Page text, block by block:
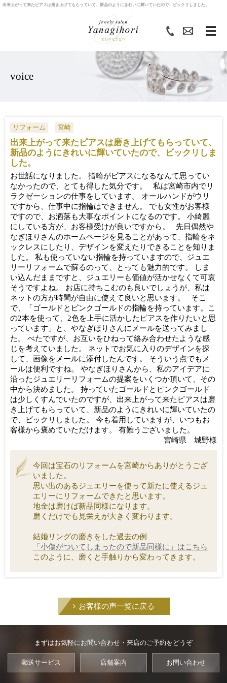
出来上がって来たピアスは磨き上げてもらっていて、新品のようにきれいに輝いていたので、ビックリしました。
voice
リフォーム 宮崎
出来上がって来たピアスは磨き上げてもらっていて、
新品のようにきれいに輝いていたので、ビックリしま
した。
お世話になりました。 指輪がピアスになるなんて思ってい
なかったので、とても得した気分です。 私は宮崎市内でリ
ラクゼーションの仕事をしています。 オールハンドがウリ
ですから、仕事中に指輪はできません。 でも女性がお客様
ですので、お洒落も大事なポイントになるのです。 小綺麗
にしている方が、お客様受けが良いですから。 先日偶然や
なぎほりさんのホームページを見ることがあって、指輪をネ
ックレスにしたり、デザインを変えたりできることを知りま
した。 私も使っていない指輪を持っていますので、ジュエ
リーリフォームで蘇るのって、とっても魅力的です。 しま
い込んだままですと、ジュエリーも価値が活かせなくて可哀
そうですよね。 お店に持ちこむのも良いでしょうが、私は
ネットの方が時間が自由に使えて良いと思います。 そこ
で、「ゴールドとピンクゴールドの指輪を持っています。こ
の2本を使って、2色を上手に活かしたピアスを作りたいと思
っています」と、やなぎほりさんにメールを送ってみまし
た。 べたですが、お互いをひねって絡み合わせたような感
じを考えていました。 ネットでお気に入りのデザインを探
して、画像をメールに添付したんです。 そういう点でもメ
ールは便利ですね。 やなぎほりさんから、私のアイデアに
沿ったジュエリーリフォームの提案をいくつか頂いて、その
中から決めました。 持っていたゴールドとピンクゴールド
は少しくすんでいたのですが、出来上がって来たピアスは磨
き上げてもらっていて、新品のようにきれいに輝いていたの
で、ビックリしました。 今も着用していますが、いつもお
客様から褒めていただけます。 有難うございました。
宮崎県 城野様
今回は宝石のリフォームを宮崎からありがとうござ
いました。
思い出のあるジュエリーを使って新たに使えるジュ
エリーにリフォームできたと思います。
地金は磨けば新品同様になります。
磨くだけでも見栄えが大きく変わります。
結婚リングの磨きをした過去の例
「小傷がついてしまったので新品同様に」はこちら
このように、磨くと手触りから変わってきます。
お客様の声一覧に戻る
まずはお気軽にお問い合わせ・来店のご予約をどうぞ
郵送サービス 店舗案内 お問い合わせ